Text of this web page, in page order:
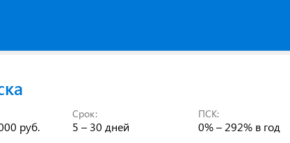
руб.
Срок:
5 – 30 дней
ПСК:
0% – 292% в год